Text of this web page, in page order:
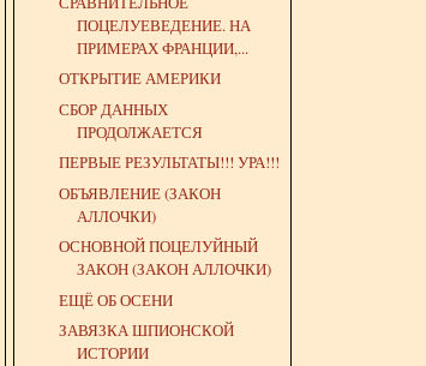
ПОЦЕЛУЕВЕДЕНИЕ. НА
ПРИМЕРАХ ФРАНЦИИ,...
ОТКРЫТИЕ АМЕРИКИ
СБОР ДАННЫХ
ПРОДОЛЖАЕТСЯ
ПЕРВЫЕ РЕЗУЛЬТАТЫ!!! УРА!!!
ОБЪЯВЛЕНИЕ (ЗАКОН
АЛЛОЧКИ)
ОСНОВНОЙ ПОЦЕЛУЙНЫЙ
ЗАКОН (ЗАКОН АЛЛОЧКИ)
ЕЩЁ ОБ ОСЕНИ
ЗАВЯЗКА ШПИОНСКОЙ
ИСТОРИИ